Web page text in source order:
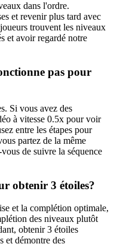
dans l'ordre.
et revenir plus tard avec
trouvent les niveaux
et avoir regardé notre
pas pour
Si vous avez des
à vitesse 0.5x pour voir
entre les étapes pour
partez de la même
de suivre la séquence
obtenir 3 étoiles?
et la complétion optimale,
des niveaux plutôt
obtenir 3 étoiles
et démontre des